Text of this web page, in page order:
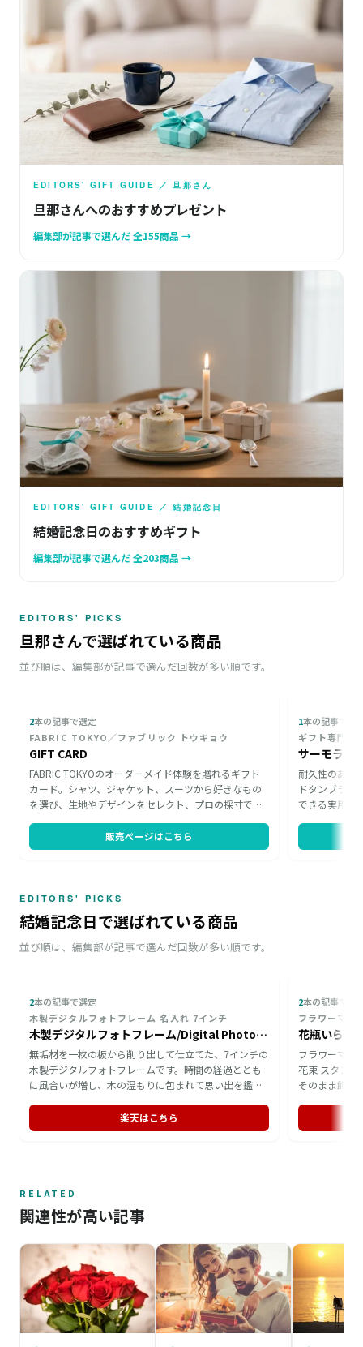
EDITORS' GIFT GUIDE ／ 旦那さん
旦那さんへのおすすめプレゼント
編集部が記事で選んだ 全155商品 →
EDITORS' GIFT GUIDE ／ 結婚記念日
結婚記念日のおすすめギフト
編集部が記事で選んだ 全203商品 →
EDITORS' PICKS
旦那さんで選ばれている商品
並び順は、編集部が記事で選んだ回数が多い順です。
2本の記事で選定
FABRIC TOKYO／ファブリック トウキョウ
GIFT CARD
FABRIC TOKYOのオーダーメイド体験を贈れるギフト
カード。シャツ、ジャケット、スーツから好きなもの
を選び、生地やデザインをセレクト、プロの採寸で理
舗でも注文でき、身体にフィットするビジネスウェア
は仕事の効率も高めてくれます。奥さまの見立てと旦
販売ページはこちら
1本の記事で選
ギフト専門店
サーモラウ
耐久性のある
ドタンブラー
できる実用品
スマスに。お
EDITORS' PICKS
結婚記念日で選ばれている商品
並び順は、編集部が記事で選んだ回数が多い順です。
2本の記事で選定
木製デジタルフォトフレーム 名入れ 7インチ
木製デジタルフォトフレーム/Digital PhotoFrame 7inch
無垢材を一枚の板から削り出して仕立てた、7インチの
木製デジタルフォトフレームです。時間の経過ととも
に風合いが増し、木の温もりに包まれて思い出を鑑賞
ルナットとメープルから選択可能。表面に名前やメッ
セージを彫り込めるため、特別な日の贈り物に向いて
楽天はこちら
2本の記事で選
フラワーマー
フラワーマー
花束 スタンデ
そのまま飾れ
ラフルや和風
RELATED
関連性が高い記事